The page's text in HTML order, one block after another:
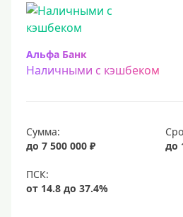
Альфа Банк
Наличными с кэшбеком
Сумма:
до 7 500 000 ₽
до